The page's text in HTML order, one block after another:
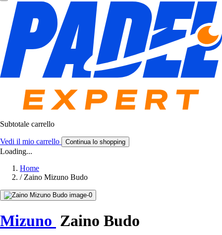
Subtotale carrello
Vedi il mio carrello Continua lo shopping
Loading...
Home
/ Zaino Mizuno Budo
Mizuno Zaino Budo